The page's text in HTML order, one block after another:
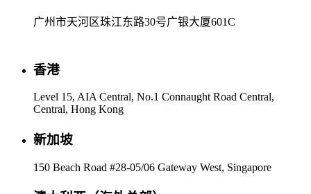
广州市天河区珠江东路30号广银大厦601C
香港
Level 15, AIA Central, No.1 Connaught Road Central,
Central, Hong Kong
新加坡
150 Beach Road #28-05/06 Gateway West, Singapore